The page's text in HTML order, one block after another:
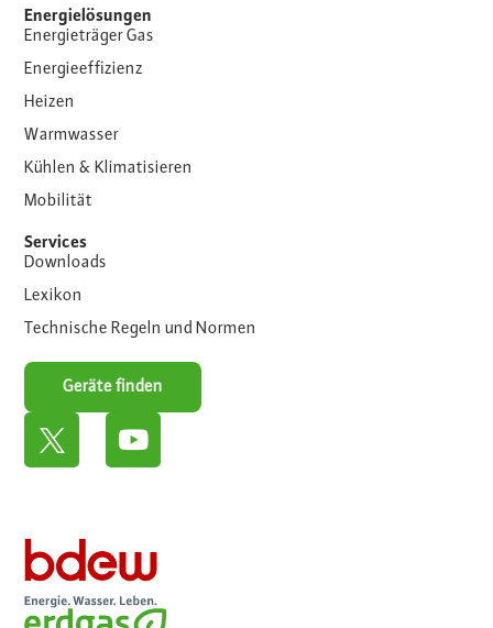
Energielösungen
Energieträger Gas
Energieeffizienz
Heizen
Warmwasser
Kühlen & Klimatisieren
Mobilität
Services
Downloads
Lexikon
Technische Regeln und Normen
Geräte finden